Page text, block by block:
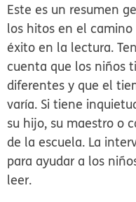
Este es un resumen
los hitos en el
éxito en la lectura.
cuenta que los niños
diferentes y que el
varía. Si tiene
su hijo, su maestro o
de la escuela. La
para ayudar a los
leer.